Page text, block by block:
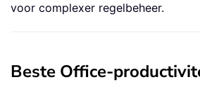
voor complexer regelbeheer.
Beste Office-